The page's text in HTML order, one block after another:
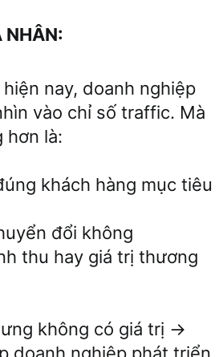
NHÂN:
nay, doanh nghiệp
vào chỉ số traffic. Mà
hơn là:
khách hàng mục tiêu
đổi không
thu hay giá trị thương
không có giá trị →